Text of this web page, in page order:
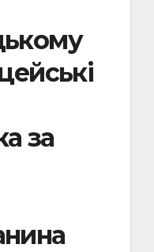
за